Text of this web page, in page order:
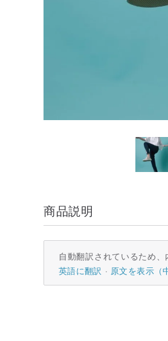
商品説明
自動翻訳されているため、
英語に翻訳
原文を表示（